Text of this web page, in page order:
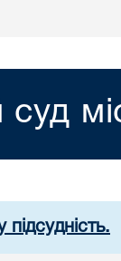
підсудність.